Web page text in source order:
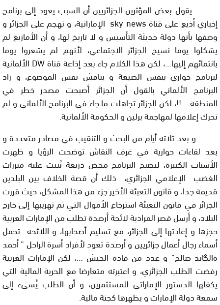
يقول بعض المؤثرين الجزائريين أن السبب يعود إلى برنامج
إخباري أذيع على قناةsky news الإماراتية، و تهجم على الجزائر و
وصفها بأنها دولة حديثة التأسيس و لا تاريخ لها، و أن الأمازيغ لم
يشكلوا يوما نسيج الجزائر الاجتماعي، لأنهم لم يشعروا يوما
بانتمائهم إليها…، لكن هذا الكلام جاء بعد إذاعة قناةDW الألمانية
لبرنامج حواري بنفس الصيغة و يناقش نفس الموضوع، و زاد
البرنامج الألماني بالقول أن الجزائر أصبحت مصدر خطر في
المنطقة… !!، لكن الجزائر تجاهلت ما جاء في البرنامج الألماني و لم
تحرك إعلامها لمهاجمة برلين و الحكومة الألمانية.
و بعد ثلاثة أيام من البحث و التنقيب في مصادر متعددة و
بعد لقاءات حوارية في غرف النقاش توضحت الرؤيا و ظهرت
الأسباب الكبيرة، ليصبح البرنامج محض ذريعة بُنيت عليه مبررات
الغضب الإعلامي الجزائري، ذلك أن قصة الخلاف بين البلدين
قديمة جدا، و قانون التعبئة الأخير جزء من هذا المشكل، حيث قررت
الجزائر في قانون التعبئة استرجاع الأموال التي تم تهريبها إلى خارج
البلاد، و أرسل قصر المرادية لائحة أرصدة تطلب من الإمارات العربية
حجزها و إعادتها إلى الجزائر، مع تسليم أصحابها، و اللائحة تحمل
أسماء رجال أعمال جزائريين و أرصدة تعود لأفراد أسرة الراحل ” أحمد
ةالگايد صالح” و عدد من قادة الجيش …، لكن الإمارات العربية
رفضت الطلب الجزائري، و اعتبرته متعارضا مع الحرية المالية التي
يكفلها الدستور الإماراتي للمستثمرين، و أن الطلب يُسيء إلى
سمعة دولة الإمارات و يظهرها كجنة مالية.